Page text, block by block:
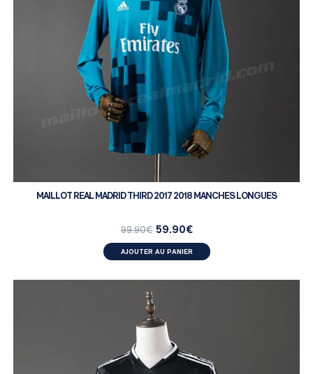
MAILLOT REAL MADRID THIRD 2017 2018 MANCHES LONGUES
99.90€ 59.90€
AJOUTER AU PANIER